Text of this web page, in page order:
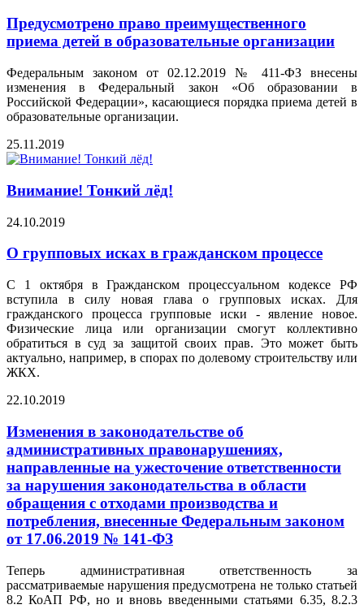
Предусмотрено право преимущественного
приема детей в образовательные организации
Федеральным законом от 02.12.2019 № 411-ФЗ внесены
изменения в Федеральный закон «Об образовании в
Российской Федерации», касающиеся порядка приема детей в
образовательные организации.
25.11.2019
Внимание! Тонкий лёд!
24.10.2019
О групповых исках в гражданском процессе
С 1 октября в Гражданском процессуальном кодексе РФ
вступила в силу новая глава о групповых исках. Для
гражданского процесса групповые иски - явление новое.
Физические лица или организации смогут коллективно
обратиться в суд за защитой своих прав. Это может быть
актуально, например, в спорах по долевому строительству или
ЖКХ.
22.10.2019
Изменения в законодательстве об
административных правонарушениях,
направленные на ужесточение ответственности
за нарушения законодательства в области
обращения с отходами производства и
потребления, внесенные Федеральным законом
от 17.06.2019 № 141-ФЗ
Теперь административная ответственность за
рассматриваемые нарушения предусмотрена не только статьей
8.2 КоАП РФ, но и вновь введенными статьями 6.35, 8.2.3